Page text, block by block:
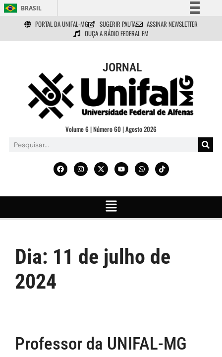
BRASIL
Simplifique!
Comunica BR
Acesso à informação
Legislação
Canais
PORTAL DA UNIFAL-MG SUGERIR PAUTA
ASSINAR NEWSLETTER
OUÇA A RÁDIO FEDERAL FM
JORNAL
Volume 6 | Número 60 | Agosto 2026
Dia: 11 de julho de
2024
Professor da UNIFAL-MG